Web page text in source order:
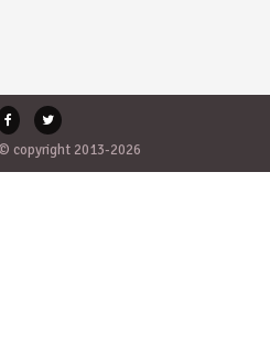
copyright 2013-2026